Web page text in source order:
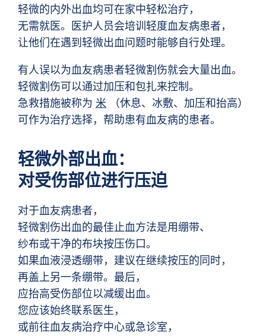
轻微的内外出血均可在家中轻松治疗，
无需就医。医护人员会培训轻度血友病患者，
让他们在遇到轻微出血问题时能够自行处理。
有人误以为血友病患者轻微割伤就会大量出血。
轻微割伤可以通过加压和包扎来控制。
急救措施被称为 米 （休息、冰敷、加压和抬高）
可作为治疗选择，帮助患有血友病的患者。
轻微外部出血：
对受伤部位进行压迫
对于血友病患者，
轻微割伤出血的最佳止血方法是用绷带、
纱布或干净的布块按压伤口。
如果血液浸透绷带，建议在继续按压的同时，
再盖上另一条绷带。最后，
应抬高受伤部位以减缓出血。
您应该始终联系医生，
或前往血友病治疗中心或急诊室，